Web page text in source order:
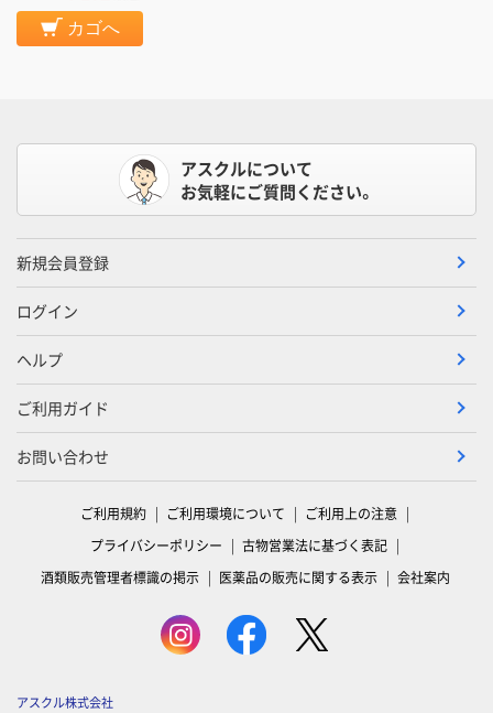
カゴへ
アスクルについて
お気軽にご質問ください。
新規会員登録
ログイン
ヘルプ
ご利用ガイド
お問い合わせ
ご利用規約 ご利用環境について
ご利用上の注意
プライバシーポリシー
古物営業法に基づく表記
酒類販売管理者標識の掲示
医薬品の販売に関する表示 会社案内
アスクル株式会社